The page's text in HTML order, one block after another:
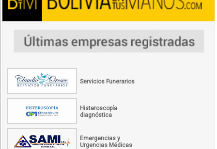
Servicios Funerarios
Histeroscopía
diagnóstica
Emergencias y
Urgencias Médicas